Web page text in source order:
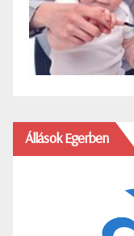
Állások Egerben